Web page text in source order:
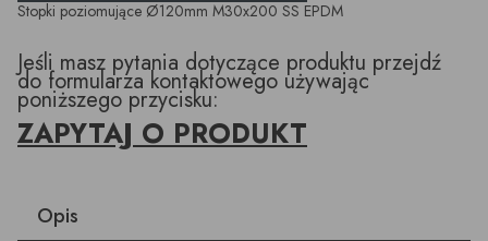
Stopki poziomujące Ø120mm M30x200 SS EPDM
Jeśli masz pytania dotyczące produktu przejdź
do formularza kontaktowego używając
poniższego przycisku:
ZAPYTAJ O PRODUKT
Opis